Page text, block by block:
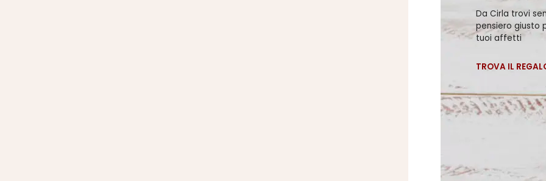
Da Cirla trovi
pensiero giusto
tuoi affetti
TROVA IL